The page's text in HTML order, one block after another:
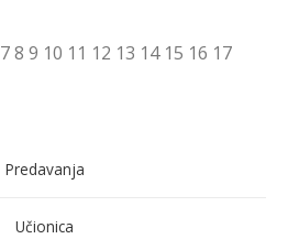
78 9 10 11 12 13 14 15 16 17
Predavanja
Učionica